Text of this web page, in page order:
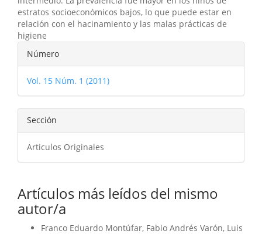
estratos socioeconómicos bajos, lo que puede estar en
relación con el hacinamiento y las malas prácticas de
higiene
Detalles
del
artículo
Número
Vol. 15 Núm. 1 (2011)
Sección
Articulos Originales
Artículos más leídos del mismo
autor/a
Franco Eduardo Montúfar, Fabio Andrés Varón, Luis